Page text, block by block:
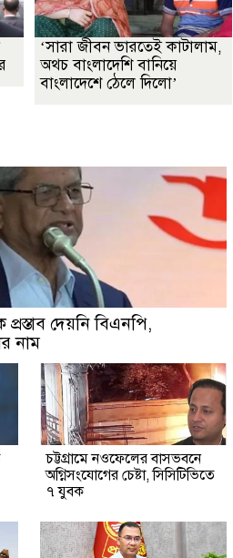
‘সারা জীবন ভারতেই কাটালাম,
অথচ বাংলাদেশি বানিয়ে
বাংলাদেশে ঠেলে দিলো’
দেয়নি বিএনপি,
নাম
চট্টগ্রামে নওফেলের বাসভবনে
অগ্নিসংযোগের চেষ্টা, সিসিটিভিতে
৭ যুবক